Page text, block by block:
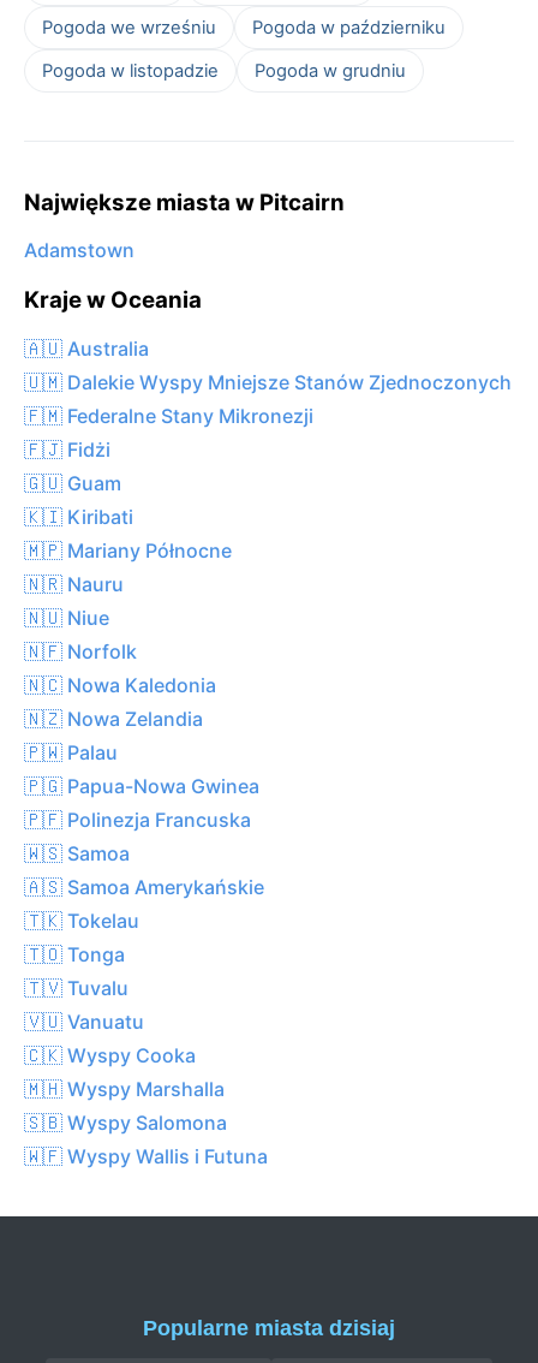
Pogoda we wrześniu
Pogoda w październiku
Pogoda w listopadzie
Pogoda w grudniu
Największe miasta w Pitcairn
Adamstown
Kraje w Oceania
🇦🇺 Australia
🇺🇲 Dalekie Wyspy Mniejsze Stanów Zjednoczonych
🇫🇲 Federalne Stany Mikronezji
🇫🇯 Fidżi
🇬🇺 Guam
🇰🇮 Kiribati
🇲🇵 Mariany Północne
🇳🇷 Nauru
🇳🇺 Niue
🇳🇫 Norfolk
🇳🇨 Nowa Kaledonia
🇳🇿 Nowa Zelandia
🇵🇼 Palau
🇵🇬 Papua-Nowa Gwinea
🇵🇫 Polinezja Francuska
🇼🇸 Samoa
🇦🇸 Samoa Amerykańskie
🇹🇰 Tokelau
🇹🇴 Tonga
🇹🇻 Tuvalu
🇻🇺 Vanuatu
🇨🇰 Wyspy Cooka
🇲🇭 Wyspy Marshalla
🇸🇧 Wyspy Salomona
🇼🇫 Wyspy Wallis i Futuna
Popularne miasta dzisiaj